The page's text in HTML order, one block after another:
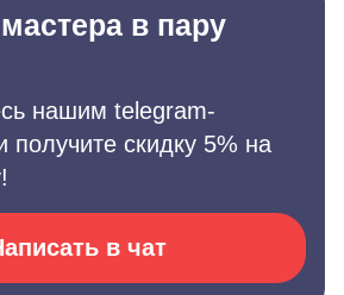
в пару
нашим telegram-
получите скидку 5% на
в чат